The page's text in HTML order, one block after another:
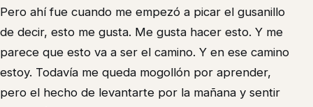
Pero ahí fue cuando me empezó a picar el gusanillo
de decir, esto me gusta. Me gusta hacer esto. Y me
parece que esto va a ser el camino. Y en ese camino
estoy. Todavía me queda mogollón por aprender,
pero el hecho de levantarte por la mañana y sentir